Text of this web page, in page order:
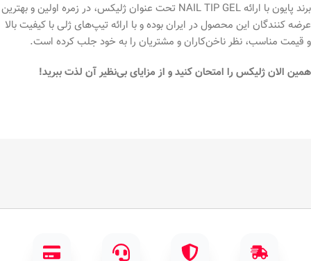
برند پایون با ارائه NAIL TIP GEL تحت عنوان ژلیکس، در زمره اولین و بهترین
عرضه کنندگان این محصول در ایران بوده و با ارائه تیپ‌های ژلی با کیفیت بالا
و قیمت مناسب، نظر ناخن‌کاران و مشتریان را به خود جلب کرده است.
همین الان ژلیکس را امتحان کنید و از مزایای بی‌نظیر آن لذت ببرید!